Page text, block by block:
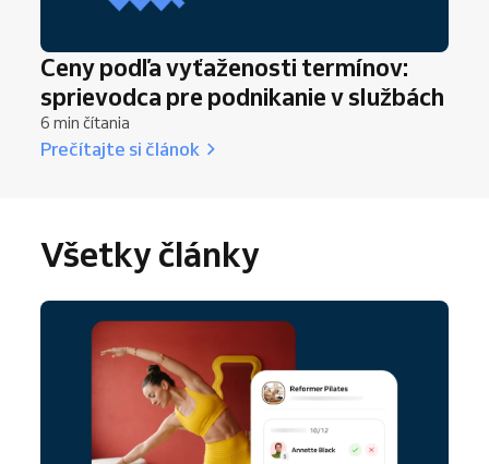
Ceny podľa vyťaženosti termínov:
sprievodca pre podnikanie v službách
6 min čítania
Prečítajte si článok
Všetky články